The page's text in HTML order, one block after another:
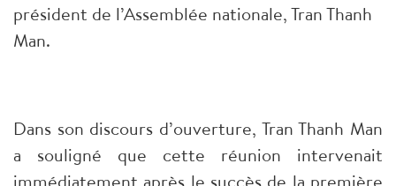
président de l’Assemblée nationale, Tran Thanh
Man.
Dans son discours d’ouverture, Tran Thanh Man
a souligné que cette réunion intervenait
immédiatement après le succès de la première